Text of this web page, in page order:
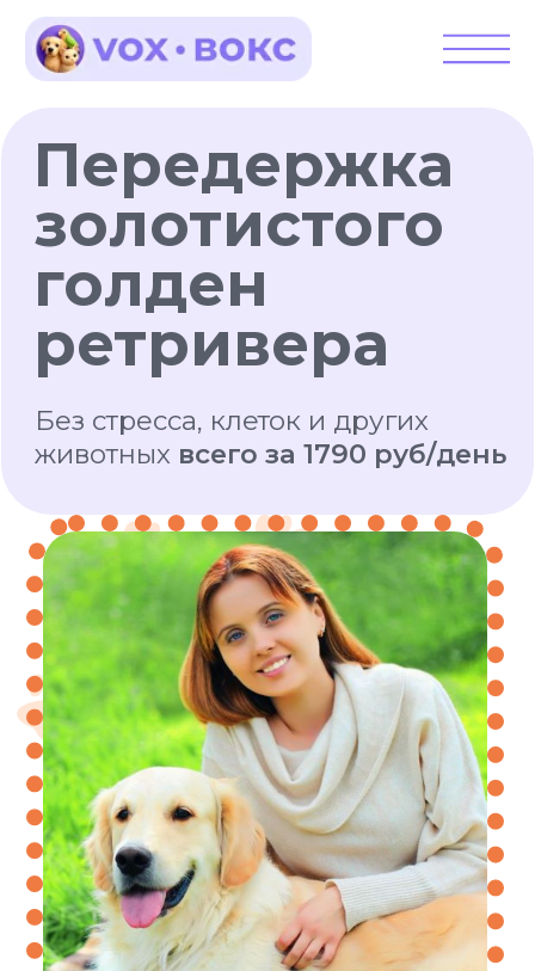
ЗАКАЗАТЬ
Без стресса, клеток и других
золотистого
голден
ретривера